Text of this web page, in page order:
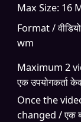
Max Size: 16
Format /
wm
Maximum 2
एक उपयोगकर्ता
Once the
changed / एक